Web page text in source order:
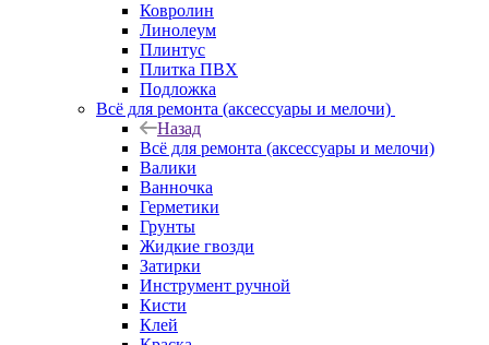
Ковролин
Линолеум
Плинтус
Плитка ПВХ
Подложка
Всё для ремонта (аксессуары и мелочи)
Назад
Всё для ремонта (аксессуары и мелочи)
Валики
Ванночка
Герметики
Грунты
Жидкие гвозди
Затирки
Инструмент ручной
Кисти
Клей